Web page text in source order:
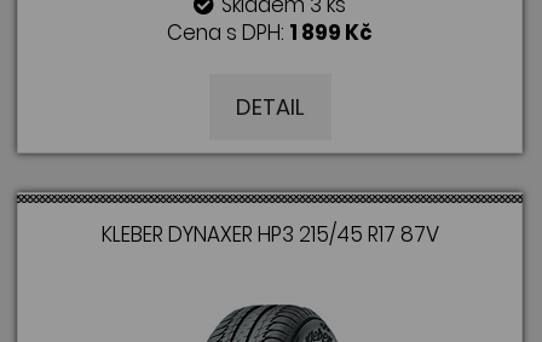
Cena s DPH: 1 899 Kč
DETAIL
KLEBER DYNAXER HP3 215/45 R17 87V